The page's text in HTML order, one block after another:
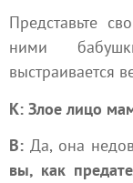
Представьте
ними
выстраивается
К: Злое лицо
В: Да, она
вы, как